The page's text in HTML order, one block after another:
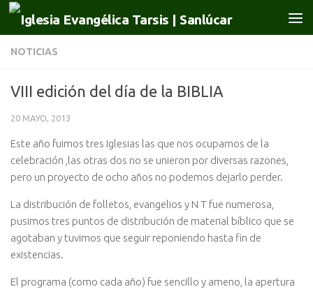
Saltar al contenido
NOTICIAS
VIII edición del día de la BIBLIA
20 MAYO, 2013
Este año fuimos tres Iglesias las que nos ocupamos de la
celebración ,las otras dos no se unieron por diversas razones,
pero un proyecto de ocho años no podemos dejarlo perder.
La distribución de folletos, evangelios y N T fue numerosa,
pusimos tres puntos de distribución de material bíblico que se
agotaban y tuvimos que seguir reponiendo hasta fin de
existencias.
El programa (como cada año) fue sencillo y ameno, la apertura